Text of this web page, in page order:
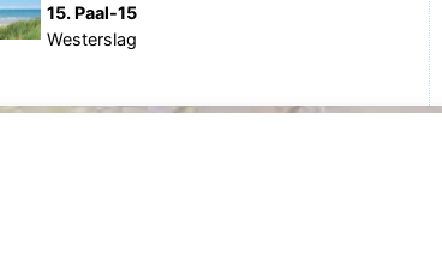
15. Paal-15
Westerslag